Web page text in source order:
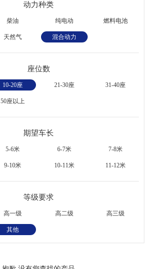
动力种类
柴油 纯电动 燃料电池
天然气 混合动力
座位数
10-20座 21-30座 31-40座
50座以上
期望车长
5-6米 6-7米 7-8米
9-10米 10-11米 11-12米
等级要求
高一级 高二级 高三级
其他